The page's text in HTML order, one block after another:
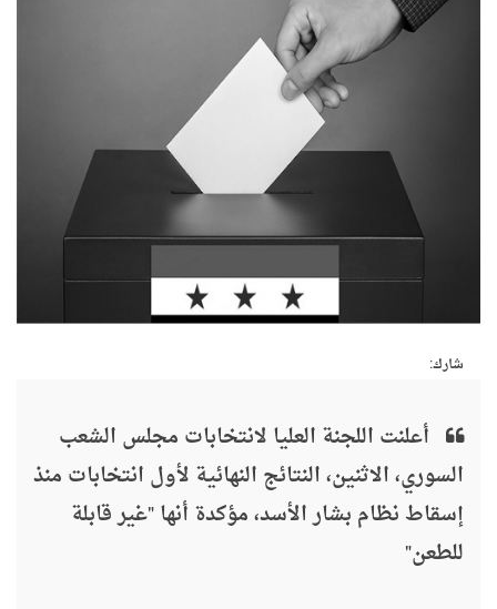
شارك:
أعلنت اللجنة العليا لانتخابات مجلس الشعب
السوري، الاثنين، النتائج النهائية لأول انتخابات منذ
إسقاط نظام بشار الأسد، مؤكدة أنها "غير قابلة
للطعن"